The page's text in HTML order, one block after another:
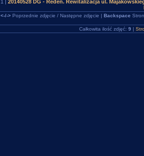
1 | 20140528 DG - Reden. Rewitalizacja ul.
<-/->Poprzednie zdjęcie / Następne zdjęcie | Backspace
Całkowita ilość zdjęć: 9 |